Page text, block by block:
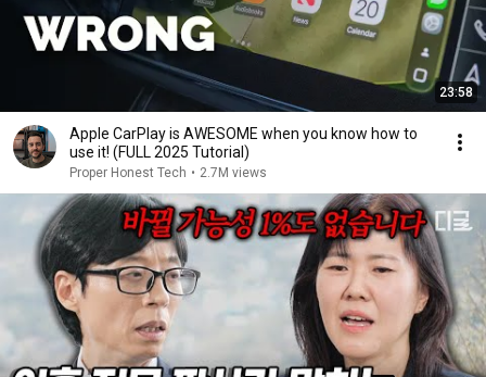
23:58
Apple CarPlay is AWESOME when you know how to
use it! (FULL 2025 Tutorial)
Proper Honest Tech • 2.7M views